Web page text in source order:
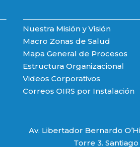
Nuestra Misión y Visión
Macro Zonas de Salud
Mapa General de Procesos
Estructura Organizacional
Videos Corporativos
Correos OIRS por Instalación
Av. Libertador Bernardo
Torre 3. Santiago